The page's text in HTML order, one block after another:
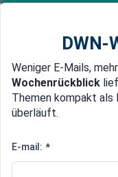
Newsticker
Edelmetalle
Energie-
DWN-
Weniger E-Mails,
Wochenrückblick
Themen kompakt
überläuft.
E-mail: *